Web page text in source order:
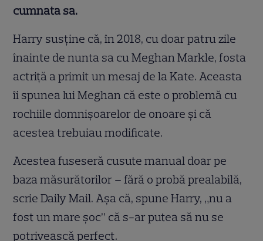
cumnata sa.
Harry susține că, în 2018, cu doar patru zile
înainte de nunta sa cu Meghan Markle, fosta
actriță a primit un mesaj de la Kate. Aceasta
îi spunea lui Meghan că este o problemă cu
rochiile domnișoarelor de onoare și că
acestea trebuiau modificate.
Acestea fuseseră cusute manual doar pe
baza măsurătorilor – fără o probă prealabilă,
scrie Daily Mail. Așa că, spune Harry, „nu a
fost un mare șoc” că s-ar putea să nu se
potrivească perfect.